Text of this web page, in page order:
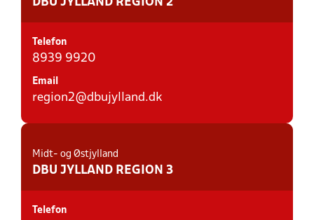
DBU JYLLAND REGION 2
Telefon
8939 9920
Email
region2@dbujylland.dk
Midt- og Østjylland
DBU JYLLAND REGION 3
Telefon